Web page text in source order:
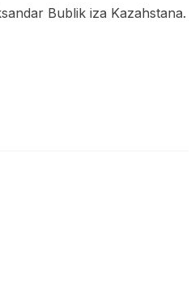
Bublik iza Kazahstana.